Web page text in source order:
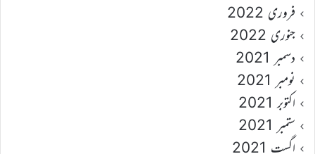
فروری 2022
جنوری 2022
دسمبر 2021
نومبر 2021
اکتوبر 2021
ستمبر 2021
اگست 2021